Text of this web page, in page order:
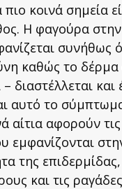
κοινά σημεία
H φαγούρα
καθώς το δέρμα
διαστέλλεται και
αυτό το
αίτια αφορούν
εμφανίζονται
της
και τις